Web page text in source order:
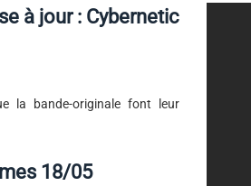
à jour : Cybernetic
la bande-originale font leur
18/05